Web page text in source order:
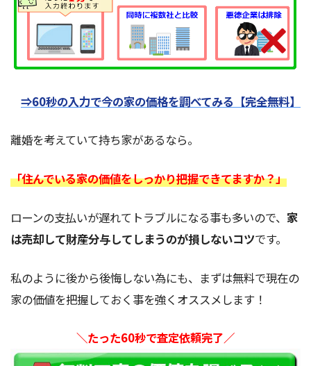
⇒60秒の入力で今の家の価格を調べてみる【完全無料】
離婚を考えていて持ち家があるなら。
「住んでいる家の価値をしっかり把握できてますか？」
ローンの支払いが遅れてトラブルになる事も多いので、 家
は売却して財産分与してしまうのが損しないコツです。
私のように後から後悔しない為にも、まずは無料で現在の
家の価値を把握しておく事を強くオススメします！
＼たった60秒で査定依頼完了／